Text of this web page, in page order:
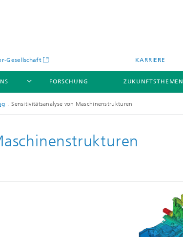
Gesellschaft KARRIERE
FORSCHUNG ZUKUNFTSTHEMEN
Sensitivitätsanalyse von Maschinenstrukturen